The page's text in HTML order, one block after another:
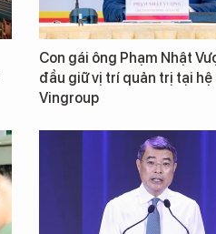
Con gái ông Phạm Nhật
đầu giữ vị trí quản trị tại hệ
Vingroup